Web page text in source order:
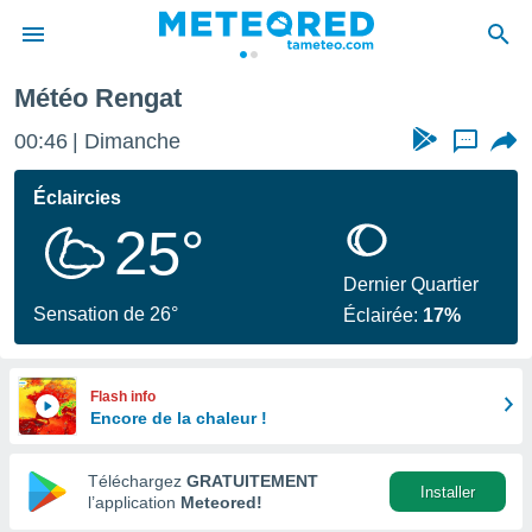
de
en
Météo Rengat
00:46 Dimanche ...
Éclaircies
25°
Sensation de 26°
Dernier Quartier
Éclairée: 17%
Flash info
Encore de la chaleur !
Téléchargez GRATUITEMENT
l’application Meteored!
Installer